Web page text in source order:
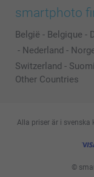
smartphoto
België - Belgique -
- Nederland -
Switzerland - Suomi
Other Countries
©
Alla priser är i svenska